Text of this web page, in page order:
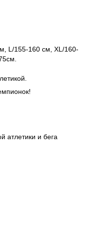
L/155-160 см, XL/160-
атлетики и бега